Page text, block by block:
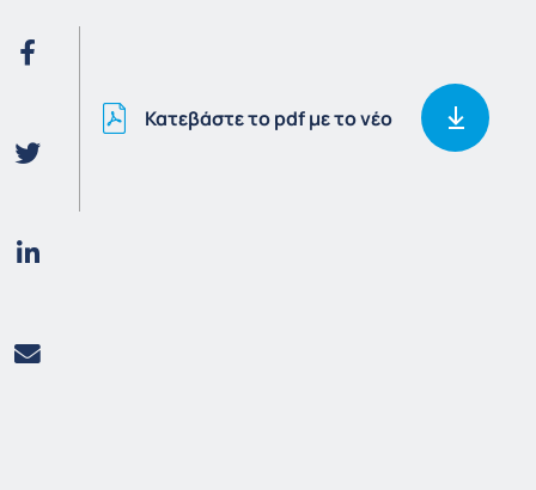
Κατεβάστε το pdf με το νέο